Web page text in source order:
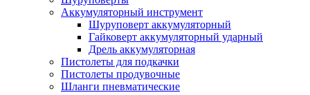
Аккумуляторный инструмент
Шуруповерт аккумуляторный
Гайковерт аккумуляторный ударный
Дрель аккумуляторная
Пистолеты для подкачки
Пистолеты продувочные
Шланги пневматические